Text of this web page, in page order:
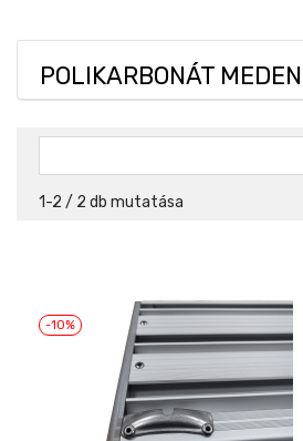
POLIKARBONÁT
1-2 / 2 db mutatása
-10%